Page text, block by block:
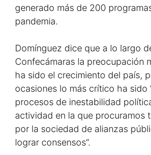
generado más de 200
pandemia.
Domínguez dice que a lo largo
Confecámaras la preocupación
ha sido el crecimiento del país,
ocasiones lo más crítico ha sido
procesos de inestabilidad
actividad en la que procuramos
por la sociedad de alianzas
lograr consensos”.